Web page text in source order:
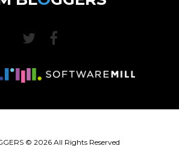
© 2026All Rights Reserved